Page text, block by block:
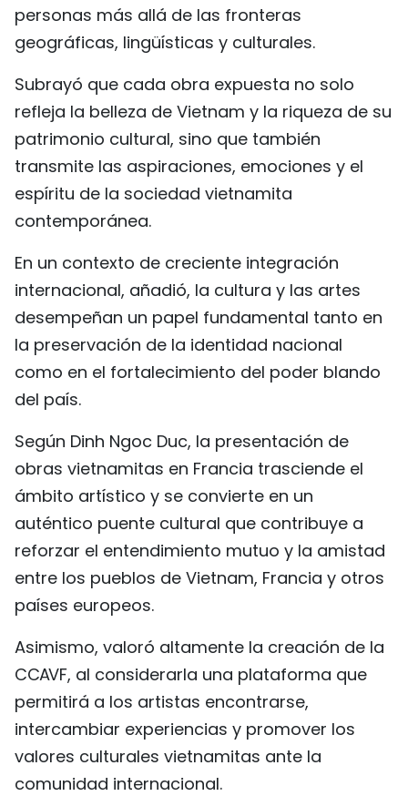
personas más allá de las fronteras
geográficas, lingüísticas y culturales.
Subrayó que cada obra expuesta no solo
refleja la belleza de Vietnam y la riqueza de su
patrimonio cultural, sino que también
transmite las aspiraciones, emociones y el
espíritu de la sociedad vietnamita
contemporánea.
En un contexto de creciente integración
internacional, añadió, la cultura y las artes
desempeñan un papel fundamental tanto en
la preservación de la identidad nacional
como en el fortalecimiento del poder blando
del país.
Según Dinh Ngoc Duc, la presentación de
obras vietnamitas en Francia trasciende el
ámbito artístico y se convierte en un
auténtico puente cultural que contribuye a
reforzar el entendimiento mutuo y la amistad
entre los pueblos de Vietnam, Francia y otros
países europeos.
Asimismo, valoró altamente la creación de la
CCAVF, al considerarla una plataforma que
permitirá a los artistas encontrarse,
intercambiar experiencias y promover los
valores culturales vietnamitas ante la
comunidad internacional.